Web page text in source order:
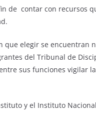
de contar con recursos
que elegir se encuentran
del Tribunal de
sus funciones vigilar
y el Instituto